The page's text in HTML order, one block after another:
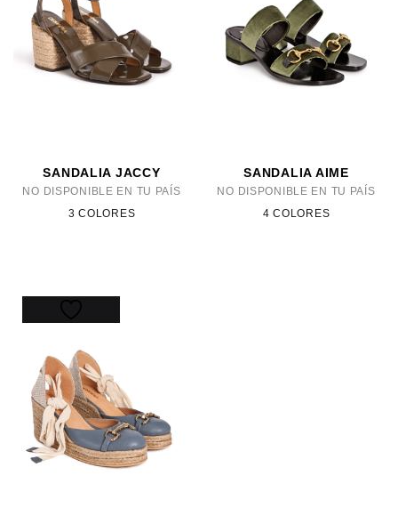
SANDALIA JACCY
NO DISPONIBLE EN TU PAÍS
3 COLORES
SANDALIA AIME
NO DISPONIBLE EN TU PAÍS
4 COLORES